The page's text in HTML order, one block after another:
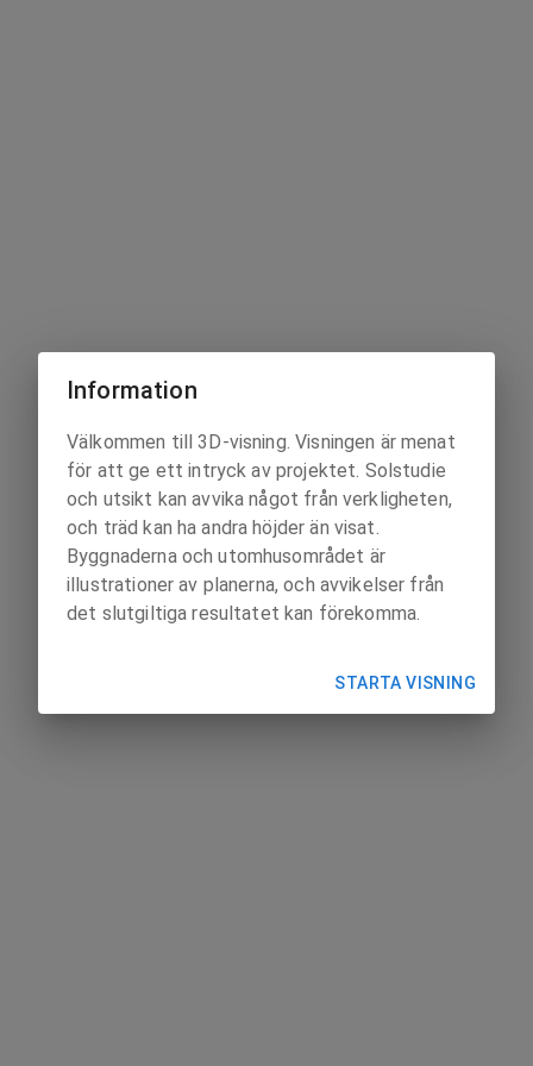
Information
Välkommen till 3D-visning. Visningen är menat
för att ge ett intryck av projektet. Solstudie
och utsikt kan avvika något från verkligheten,
och träd kan ha andra höjder än visat.
Byggnaderna och utomhusområdet är
illustrationer av planerna, och avvikelser från
det slutgiltiga resultatet kan förekomma.
STARTA VISNING